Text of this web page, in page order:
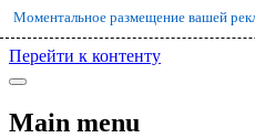
Перейти к контенту
Моментальное размещение вашей
Main menu